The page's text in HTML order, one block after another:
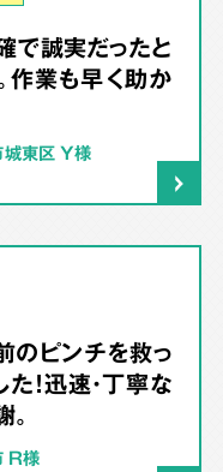
で誠実だったと
作業も早く助か
東区 Y様
のピンチを救っ
！迅速・丁寧な
R様